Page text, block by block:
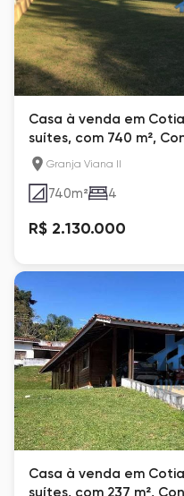
Casa à venda em
suítes, com 740 m²,
Granja Viana II
740m² 4
R$ 2.130.000
Casa à venda em
suítes, com 237 m²,